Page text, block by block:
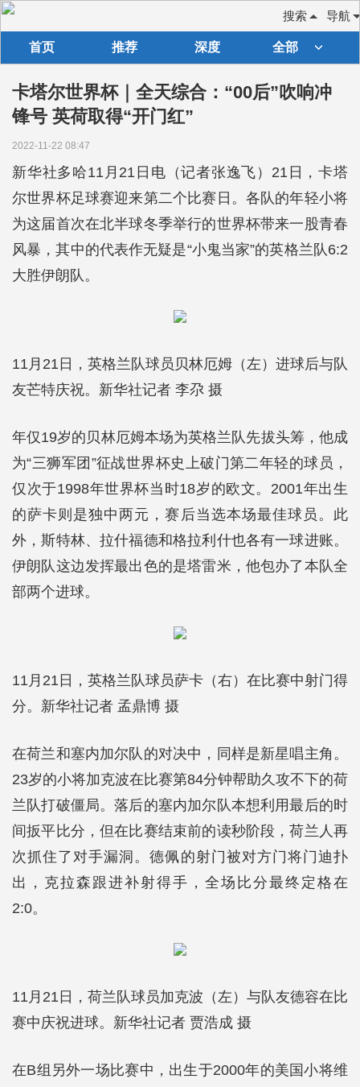
导航
搜索
首页 推荐 深度 全部
卡塔尔世界杯｜全天综合：“00后”吹响冲
锋号 英荷取得“开门红”
2022-11-22 08:47
新华社多哈11月21日电（记者张逸飞）21日，卡塔
尔世界杯足球赛迎来第二个比赛日。各队的年轻小将
为这届首次在北半球冬季举行的世界杯带来一股青春
风暴，其中的代表作无疑是“小鬼当家”的英格兰队6:2
大胜伊朗队。
11月21日，英格兰队球员贝林厄姆（左）进球后与队
友芒特庆祝。新华社记者 李尕 摄
年仅19岁的贝林厄姆本场为英格兰队先拔头筹，他成
为“三狮军团”征战世界杯史上破门第二年轻的球员，
仅次于1998年世界杯当时18岁的欧文。2001年出生
的萨卡则是独中两元，赛后当选本场最佳球员。此
外，斯特林、拉什福德和格拉利什也各有一球进账。
伊朗队这边发挥最出色的是塔雷米，他包办了本队全
部两个进球。
11月21日，英格兰队球员萨卡（右）在比赛中射门得
分。新华社记者 孟鼎博 摄
在荷兰和塞内加尔队的对决中，同样是新星唱主角。
23岁的小将加克波在比赛第84分钟帮助久攻不下的荷
兰队打破僵局。落后的塞内加尔队本想利用最后的时
间扳平比分，但在比赛结束前的读秒阶段，荷兰人再
次抓住了对手漏洞。德佩的射门被对方门将门迪扑
出，克拉森跟进补射得手，全场比分最终定格在
2:0。
11月21日，荷兰队球员加克波（左）与队友德容在比
赛中庆祝进球。新华社记者 贾浩成 摄
在B组另外一场比赛中，出生于2000年的美国小将维